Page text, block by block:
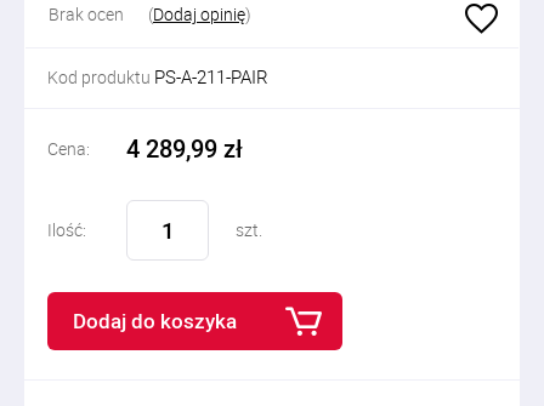
Brak ocen (Dodaj opinię)
Kod produktu PS-A-211-PAIR
Cena: 4 289,99 zł
Ilość: szt.
Dodaj do koszyka